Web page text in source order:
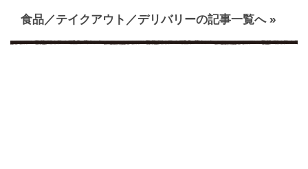
食品／テイクアウト／デリバリーの記事一覧へ »